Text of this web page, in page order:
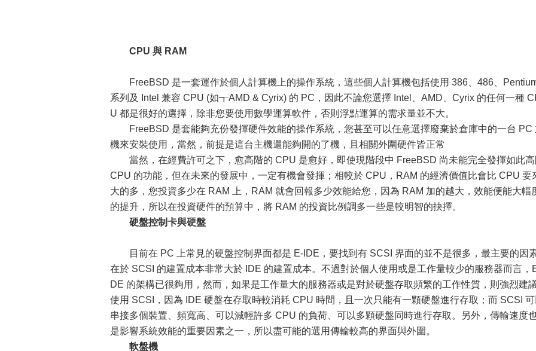
CPU 與 RAM
FreeBSD 是一套運作於個人計算機上的操作系統，這些個人計算機包括使用 386、486、
系列及 Intel 兼容 CPU (如┱AMD & Cyrix) 的 PC，因此不論您選擇 Intel、AMD、Cyrix 的任何一種
U 都是很好的選擇，除非您要使用數學運算軟件，否則浮點運算的需求量並不大。
FreeBSD 是套能夠充份發揮硬件效能的操作系統，您甚至可以任意選擇廢棄於倉庫中的一台 PC
機來安裝使用，當然，前提是這台主機還能夠開的了機，且相關外圍硬件皆正常
當然，在經費許可之下，愈高階的 CPU 是愈好，即使現階段中 FreeBSD 尚未能完全發揮如此
CPU 的功能，但在未來的發展中，一定有機會發揮；相較於 CPU，RAM 的經濟價值比會比 CPU 要
大的多，您投資多少在 RAM 上，RAM 就會回報多少效能給您，因為 RAM 加的越大，效能便能大幅
的提升，所以在投資硬件的預算中，將 RAM 的投資比例調多一些是較明智的抉擇。
硬盤控制卡與硬盤
目前在 PC 上常見的硬盤控制界面都是 E-IDE，要找到有 SCSI 界面的並不是很多，最主要的因
在於 SCSI 的建置成本非常大於 IDE 的建置成本。不過對於個人使用或是工作量較少的服務器而言，
DE 的架構已很夠用，然而，如果是工作量大的服務器或是對於硬盤存取頻繁的工作性質，則強烈建
使用 SCSI，因為 IDE 硬盤在存取時較消耗 CPU 時間，且一次只能有一顆硬盤進行存取；而 SCSI 可
串接多個裝置、頻寬高、可以減輕許多 CPU 的負荷、可以多顆硬盤同時進行存取。另外，傳輸速度
是影響系統效能的重要因素之一，所以盡可能的選用傳輸較高的界面與外圍。
軟盤機